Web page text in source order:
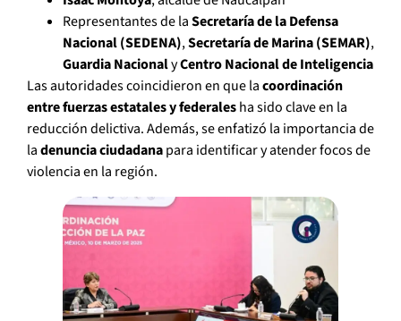
Representantes de laSecretaría de la Defensa
Nacional (SEDENA),Secretaría de Marina (SEMAR),
Guardia NacionalyCentro Nacional de Inteligencia
Las autoridades coincidieron en que lacoordinación
entre fuerzas estatales y federalesha sido clave en la
reducción delictiva. Además, se enfatizó la importancia de
ladenuncia ciudadanapara identificar y atender focos de
violencia en la región.